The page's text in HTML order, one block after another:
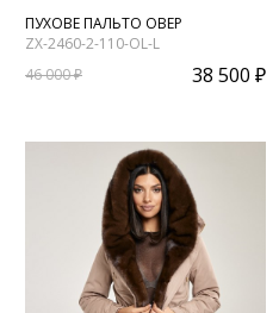
ПУХОВЕ ПАЛЬТО ОВЕР
ZX-2460-2-110-OL-L
46 000 ₽
38 500 ₽